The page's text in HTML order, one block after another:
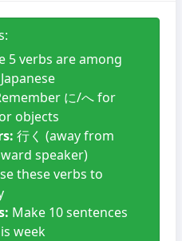
5 verbs are among
に/へ for
objects
行く (away from
speaker)
these verbs to
Make 10 sentences
week